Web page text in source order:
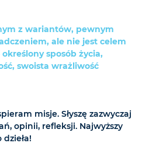
z wariantów, pewnym
ale nie jest celem
sposób życia,
swoista wrażliwość
misje. Słyszę zazwyczaj
opinii, refleksji. Najwyższy